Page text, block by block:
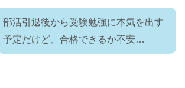
部活引退後から受験勉強に本気を出す
予定だけど、合格できるか不安…